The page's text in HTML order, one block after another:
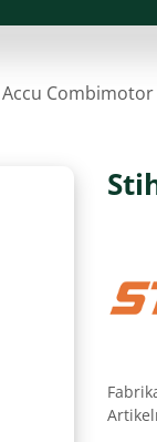
Accu Combimotor